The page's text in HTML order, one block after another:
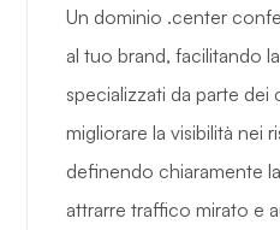
Un dominio .center
al tuo brand, facilitando
specializzati da parte dei
migliorare la visibilità nei
definendo chiaramente
attrarre traffico mirato e